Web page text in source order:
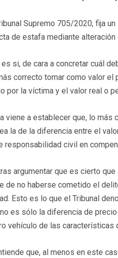
Supremo 705/2020, fija
de estafa mediante
si, de cara a concretar cuál
correcto tomar como valor el
por la víctima y el valor real o
viene a establecer que, lo
la de la diferencia entre el
responsabilidad civil en
argumentar que es cierto
de no haberse cometido el
Esto es lo que el Tribunal
es sólo la diferencia de
vehículo de las características
que, al menos en este